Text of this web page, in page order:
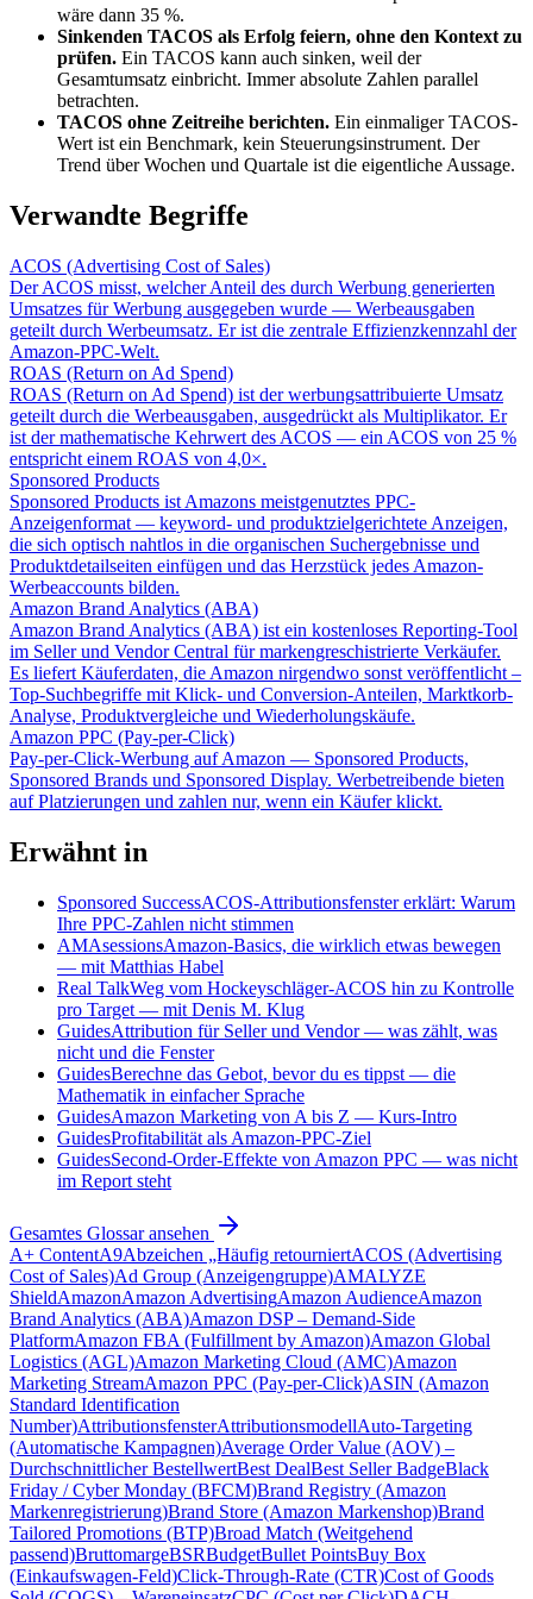
wäre dann 35 %.
Sinkenden TACOS als Erfolg feiern, ohne den Kontext zu
prüfen. Ein TACOS kann auch sinken, weil der
Gesamtumsatz einbricht. Immer absolute Zahlen parallel
betrachten.
TACOS ohne Zeitreihe berichten. Ein einmaliger TACOS-
Wert ist ein Benchmark, kein Steuerungsinstrument. Der
Trend über Wochen und Quartale ist die eigentliche Aussage.
Verwandte Begriffe
ACOS (Advertising Cost of Sales)
Der ACOS misst, welcher Anteil des durch Werbung generierten
Umsatzes für Werbung ausgegeben wurde — Werbeausgaben
geteilt durch Werbeumsatz. Er ist die zentrale Effizienzkennzahl der
Amazon-PPC-Welt.
ROAS (Return on Ad Spend)
ROAS (Return on Ad Spend) ist der werbungsattribuierte Umsatz
geteilt durch die Werbeausgaben, ausgedrückt als Multiplikator. Er
ist der mathematische Kehrwert des ACOS — ein ACOS von 25 %
entspricht einem ROAS von 4,0×.
Sponsored Products
Sponsored Products ist Amazons meistgenutztes PPC-
Anzeigenformat — keyword- und produktzielgerichtete Anzeigen,
die sich optisch nahtlos in die organischen Suchergebnisse und
Produktdetailseiten einfügen und das Herzstück jedes Amazon-
Werbeaccounts bilden.
Amazon Brand Analytics (ABA)
Amazon Brand Analytics (ABA) ist ein kostenloses Reporting-Tool
im Seller und Vendor Central für markengreschistrierte Verkäufer.
Es liefert Käuferdaten, die Amazon nirgendwo sonst veröffentlicht –
Top-Suchbegriffe mit Klick- und Conversion-Anteilen, Marktkorb-
Analyse, Produktvergleiche und Wiederholungskäufe.
Amazon PPC (Pay-per-Click)
Pay-per-Click-Werbung auf Amazon — Sponsored Products,
Sponsored Brands und Sponsored Display. Werbetreibende bieten
auf Platzierungen und zahlen nur, wenn ein Käufer klickt.
Erwähnt in
Sponsored SuccessACOS-Attributionsfenster erklärt: Warum
Ihre PPC-Zahlen nicht stimmen
AMAsessionsAmazon-Basics, die wirklich etwas bewegen
— mit Matthias Habel
Real TalkWeg vom Hockeyschläger-ACOS hin zu Kontrolle
pro Target — mit Denis M. Klug
GuidesAttribution für Seller und Vendor — was zählt, was
nicht und die Fenster
GuidesBerechne das Gebot, bevor du es tippst — die
Mathematik in einfacher Sprache
GuidesAmazon Marketing von A bis Z — Kurs-Intro
GuidesProfitabilität als Amazon-PPC-Ziel
GuidesSecond-Order-Effekte von Amazon PPC — was nicht
im Report steht
Gesamtes Glossar ansehen
A+ ContentA9Abzeichen „Häufig retourniertACOS (Advertising
Cost of Sales)Ad Group (Anzeigengruppe)AMALYZE
ShieldAmazonAmazon AdvertisingAmazon AudienceAmazon
Brand Analytics (ABA)Amazon DSP – Demand-Side
PlatformAmazon FBA (Fulfillment by Amazon)Amazon Global
Logistics (AGL)Amazon Marketing Cloud (AMC)Amazon
Marketing StreamAmazon PPC (Pay-per-Click)ASIN (Amazon
Standard Identification
Number)AttributionsfensterAttributionsmodellAuto-Targeting
(Automatische Kampagnen)Average Order Value (AOV) –
Durchschnittlicher BestellwertBest DealBest Seller BadgeBlack
Friday / Cyber Monday (BFCM)Brand Registry (Amazon
Markenregistrierung)Brand Store (Amazon Markenshop)Brand
Tailored Promotions (BTP)Broad Match (Weitgehend
passend)BruttomargeBSRBudgetBullet PointsBuy Box
(Einkaufswagen-Feld)Click-Through-Rate (CTR)Cost of Goods